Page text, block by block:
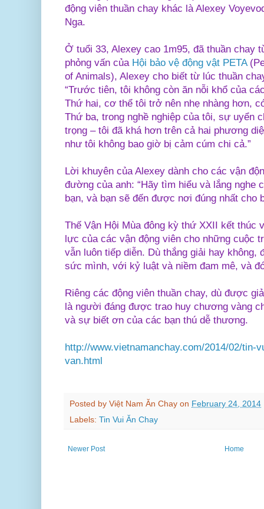
động viên thuần chay khác là Alexey
Nga.
Ở tuổi 33, Alexey cao 1m95, đã thuần chay
phỏng vấn của Hội bảo vệ động vật PETA
of Animals), Alexey cho biết từ lúc thuần
“Trước tiên, tôi không còn ăn nỗi khổ của
Thứ hai, cơ thể tôi trở nên nhẹ nhàng hơn,
Thứ ba, trong nghề nghiệp của tôi, sự uyển
trọng – tôi đã khá hơn trên cả hai phương
như tôi không bao giờ bị cảm cúm chi cả.”
Lời khuyên của Alexey dành cho các vận
đường của anh: “Hãy tìm hiểu và lắng nghe
bạn, và bạn sẽ đến được nơi đúng nhất cho
Thế Vận Hội Mùa đông kỳ thứ XXII kết thúc
lực của các vận động viên cho những cuộc
vẫn luôn tiếp diễn. Dù thắng giải hay không,
sức mình, với kỷ luật và niềm đam mê, và
Riêng các động viên thuần chay, dù được
là người đáng được trao huy chương vàng
và sự biết ơn của các bạn thú dễ thương.
http://www.vietnamanchay.com/2014/02/tin-
van.html
Posted by Việt Nam Ăn Chay on February 24, 2014
Labels: Tin Vui Ăn Chay
Newer Post Home